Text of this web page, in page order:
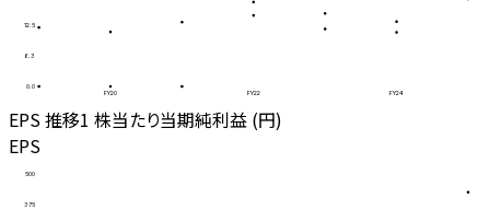
0.0
6.3
12.5
FY20 FY22 FY24
EPS 推移1 株当たり当期純利益 (円)
EPS
375
500